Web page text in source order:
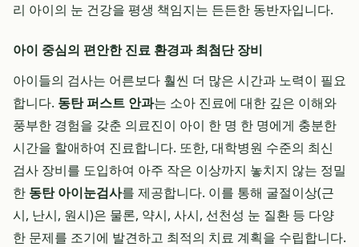
리 아이의 눈 건강을 평생 책임지는 든든한 동반자입니다.
아이 중심의 편안한 진료 환경과 최첨단 장비
아이들의 검사는 어른보다 훨씬 더 많은 시간과 노력이 필요
합니다. 동탄 퍼스트 안과는 소아 진료에 대한 깊은 이해와
풍부한 경험을 갖춘 의료진이 아이 한 명 한 명에게 충분한
시간을 할애하여 진료합니다. 또한, 대학병원 수준의 최신
검사 장비를 도입하여 아주 작은 이상까지 놓치지 않는 정밀
한 동탄 아이눈검사를 제공합니다. 이를 통해 굴절이상(근
시, 난시, 원시)은 물론, 약시, 사시, 선천성 눈 질환 등 다양
한 문제를 조기에 발견하고 최적의 치료 계획을 수립합니다.